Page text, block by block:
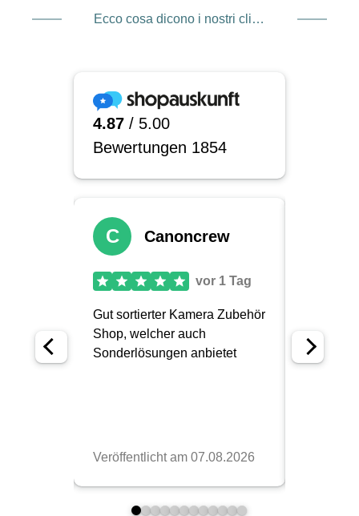
Ecco cosa dicono i nostri clienti